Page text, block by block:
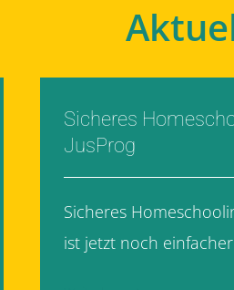
Sicheres
JusProg
Sicheres
ist jetzt noch